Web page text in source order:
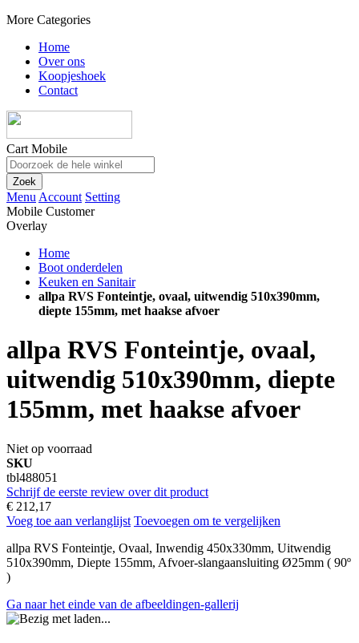
More Categories
Home
Over ons
Koopjeshoek
Contact
Cart Mobile
Zoek
Menu Account Setting
Mobile Customer
Overlay
Home
Boot onderdelen
Keuken en Sanitair
allpa RVS Fonteintje, ovaal, uitwendig 510x390mm,
diepte 155mm, met haakse afvoer
allpa RVS Fonteintje, ovaal,
uitwendig 510x390mm, diepte
155mm, met haakse afvoer
Niet op voorraad
SKU
tbl488051
Schrijf de eerste review over dit product
€ 212,17
Voeg toe aan verlanglijst Toevoegen om te vergelijken
allpa RVS Fonteintje, Ovaal, Inwendig 450x330mm, Uitwendig
510x390mm, Diepte 155mm, Afvoer-slangaansluiting Ø25mm ( 90º
)
Ga naar het einde van de afbeeldingen-gallerij